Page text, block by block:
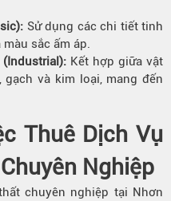
: Sử dụng các chi tiết tinh
sắc ấm áp.
Kết hợp giữa vật
và kim loại, mang đến
Thuê Dịch Vụ
Chuyên Nghiệp
chuyên nghiệp tại Nhơn